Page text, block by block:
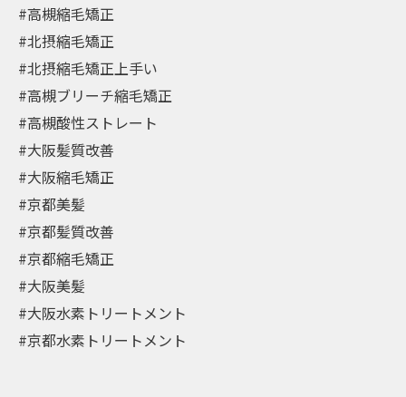
#高槻縮毛矯正
#北摂縮毛矯正
#北摂縮毛矯正上手い
#高槻ブリーチ縮毛矯正
#高槻酸性ストレート
#大阪髪質改善
#大阪縮毛矯正
#京都美髪
#京都髪質改善
#京都縮毛矯正
#大阪美髪
#大阪水素トリートメント
#京都水素トリートメント